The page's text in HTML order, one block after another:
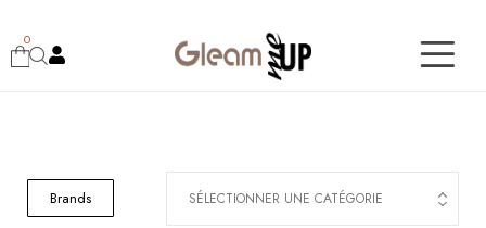
0
Brands